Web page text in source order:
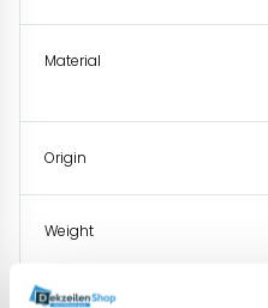
Material
Origin
Weight
Tensile strength